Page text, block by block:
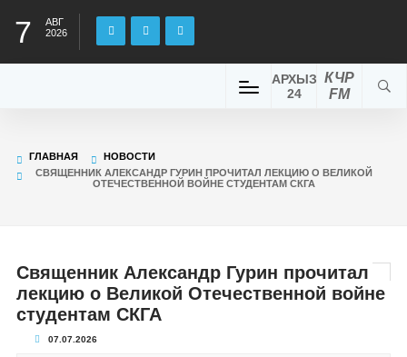
7
АВГ
2026
КЧР
FM
АРХЫЗ
24
ГЛАВНАЯ
НОВОСТИ
СВЯЩЕННИК АЛЕКСАНДР ГУРИН ПРОЧИТАЛ ЛЕКЦИЮ О ВЕЛИКОЙ
ОТЕЧЕСТВЕННОЙ ВОЙНЕ СТУДЕНТАМ СКГА
Священник Александр Гурин прочитал
лекцию о Великой Отечественной войне
студентам СКГА
07.07.2026